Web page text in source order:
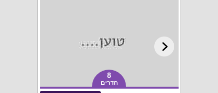
8
חדרים